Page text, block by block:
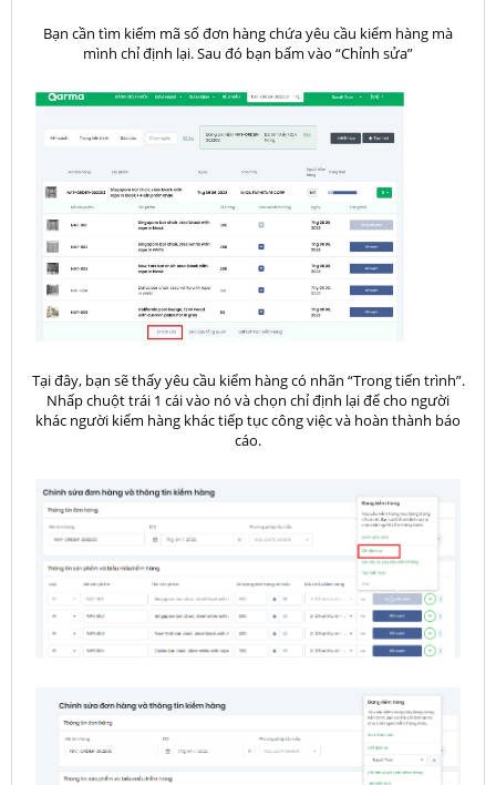
Bạn cần tìm kiếm mã số đơn hàng chứa yêu cầu kiểm hàng mà
mình chỉ định lại. Sau đó bạn bấm vào “Chỉnh sửa”
Tại đây, bạn sẽ thấy yêu cầu kiểm hàng có nhãn “Trong tiến trình”.
Nhấp chuột trái 1 cái vào nó và chọn chỉ định lại để cho người
khác người kiểm hàng khác tiếp tục công việc và hoàn thành báo
cáo.